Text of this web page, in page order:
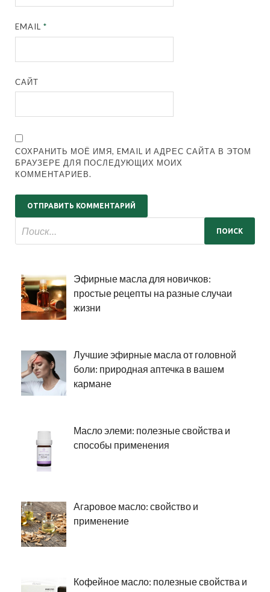
EMAIL*
САЙТ
СОХРАНИТЬ МОЁ ИМЯ, EMAIL И АДРЕС САЙТА В ЭТОМ
БРАУЗЕРЕ ДЛЯ ПОСЛЕДУЮЩИХ МОИХ
КОММЕНТАРИЕВ.
Эфирные масла для новичков:
простые рецепты на разные случаи
жизни
Лучшие эфирные масла от головной
боли: природная аптечка в вашем
кармане
Масло элеми: полезные свойства и
способы применения
Агаровое масло: свойство и
применение
Кофейное масло: полезные свойства и